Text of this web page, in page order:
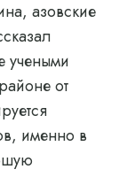
азовские
учеными
от
именно в